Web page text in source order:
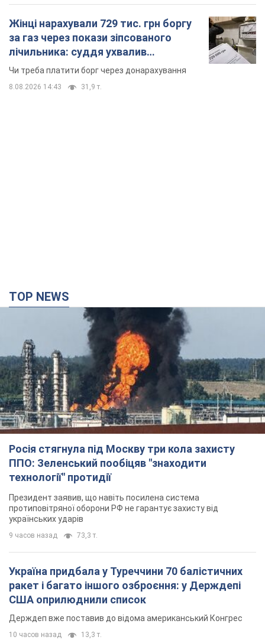
Росія стягнула під Москву три кола захисту
ППО: Зеленський пообіцяв "знаходити
технології" протидії
Президент заявив, що навіть посилена система
протиповітряної оборони РФ не гарантує захисту від
українських ударів
9 часов назад 73,3 т.
Україна придбала у Туреччини 70 балістичних
ракет і багато іншого озброєння: у Держдепі
США оприлюднили список
Держдеп вже поставив до відома американський Конгрес
10 часов назад 13,3 т.
"Нас почули на одне вухо": у містах України 24-й
день поспіль тривають мітинги на підтримку
Федорова. Фото і відео
Антиурядові виступи з вимогою повернути Федорова досі